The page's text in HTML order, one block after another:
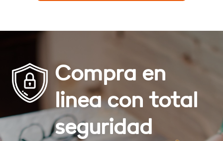
Compra en
linea con total
seguridad